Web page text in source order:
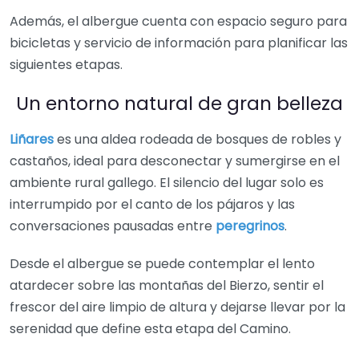
Además, el albergue cuenta con espacio seguro para
bicicletas y servicio de información para planificar las
siguientes etapas.
Un entorno natural de gran belleza
Liñareses una aldea rodeada de bosques de robles y
castaños, ideal para desconectar y sumergirse en el
ambiente rural gallego. El silencio del lugar solo es
interrumpido por el canto de los pájaros y las
conversaciones pausadas entre peregrinos.
Desde el albergue se puede contemplar el lento
atardecer sobre las montañas del Bierzo, sentir el
frescor del aire limpio de altura y dejarse llevar por la
serenidad que define esta etapa del Camino.